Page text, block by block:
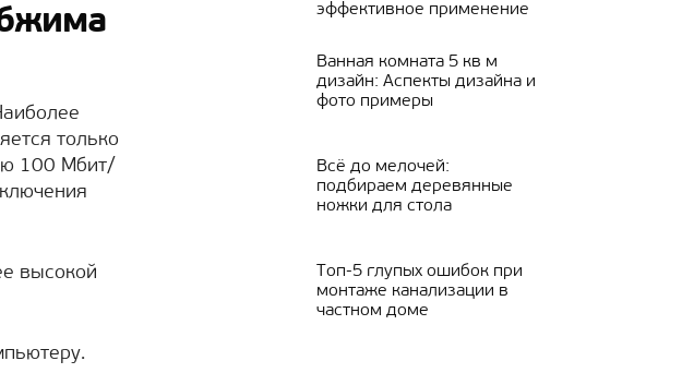
только
100 Мбит/
высокой
эффективное применение
Ванная комната 5 кв м
дизайн: Аспекты дизайна и
фото примеры
Всё до мелочей:
подбираем деревянные
ножки для стола
Топ-5 глупых ошибок при
монтаже канализации в
частном доме